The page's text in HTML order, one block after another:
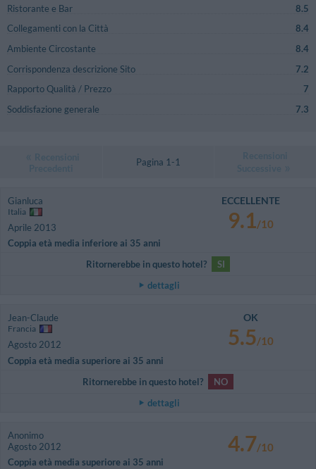
Ristorante e Bar
8.5
Collegamenti con la Città
8.4
Ambiente Circostante
8.4
Corrispondenza descrizione Sito
7.2
Rapporto Qualità / Prezzo
7
Soddisfazione generale
7.3
Pagina 1-1
Gianluca
Italia
Aprile 2013
Coppia età media inferiore ai 35 anni
ECCELLENTE
9.1/10
Ritornerebbe in questo hotel?
SI
dettagli
Jean-Claude
Francia
Agosto 2012
Coppia età media superiore ai 35 anni
OK
5.5/10
Ritornerebbe in questo hotel?
NO
dettagli
Anonimo
Agosto 2012
Coppia età media superiore ai 35 anni
4.7/10